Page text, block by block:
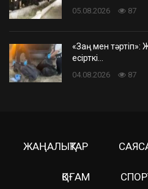
05.08.2026 87
«Заң мен
есірткі…
04.08.2026 87
ЖАҢАЛЫҚТАР
ҚОҒАМ